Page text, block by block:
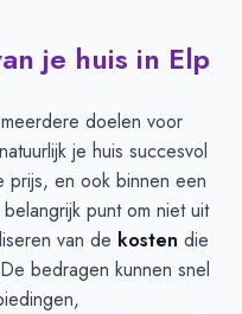
je huis in Elp
doelen voor
je huis succesvol
prijs, en ook binnen een
punt om niet uit
van de kosten die
bedragen kunnen snel